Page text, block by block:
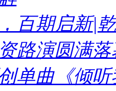
百期启新|
路演圆满落
单曲《倾